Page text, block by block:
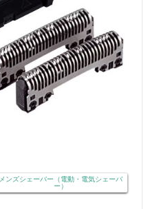
メンズシェーバー（電動・電気シェーバ
ー）